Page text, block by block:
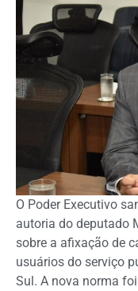
O Poder Executivo
autoria do deputado
sobre a afixação de
usuários do serviço
Sul. A nova norma